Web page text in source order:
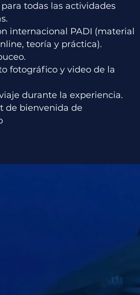
todas las actividades
internacional PADI (material
teoría y práctica).
fotográfico y video de la
durante la experiencia.
de bienvenida de